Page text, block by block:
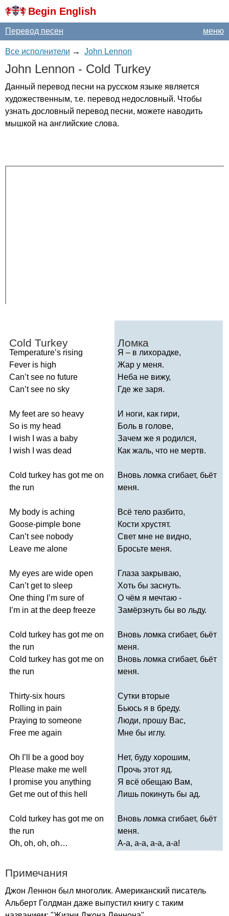
Begin English
меню
Перевод песен
Все исполнители → John Lennon
John Lennon - Cold Turkey
Данный перевод песни на русском языке является
художественным, т.е. перевод недословный. Чтобы
узнать дословный перевод песни, можете наводить
мышкой на английские слова.
Cold Turkey
Temperature’s rising
Fever is high
Can’t see no future
Can’t see no sky
My feet are so heavy
So is my head
wish was a baby
wish was dead
Cold turkey has got me on
the run
My body is aching
Goose-pimple bone
Can’t see nobody
Leave me alone
My eyes are wide open
Can’t get to sleep
One thing ’m sure of
’m in at the deep freeze
Cold turkey has got me on
the run
Cold turkey has got me on
the run
Thirty-six hours
Rolling in pain
Praying to someone
Free me again
Oh ’ be a good boy
Please make me well
promise you anything
Get me out of this hell
Cold turkey has got me on
the run
Oh, oh, oh, oh…
Ломка
Я – в лихорадке,
Жар у меня.
Неба не вижу,
Где же заря.
И ноги, как гири,
Боль в голове,
Зачем же я родился,
Как жаль, что не мертв.
Вновь ломка сгибает, бьёт
меня.
Всё тело разбито,
Кости хрустят.
Свет мне не видно,
Бросьте меня.
Глаза закрываю,
Хоть бы заснуть.
О чём я мечтаю -
Замёрзнуть бы во льду.
Вновь ломка сгибает, бьёт
меня.
Вновь ломка сгибает, бьёт
меня.
Сутки вторые
Бьюсь я в бреду.
Люди, прошу Вас,
Мне бы иглу.
Нет, буду хорошим,
Прочь этот яд.
Я всё обещаю Вам,
Лишь покинуть бы ад.
Вновь ломка сгибает, бьёт
меня.
А-а, а-а, а-а, а-а!
Примечания
Джон Леннон был многолик. Американский писатель
Альберт Голдман даже выпустил книгу с таким